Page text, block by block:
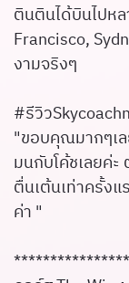
ตินตินได้บินไปหล
Francisco,
งามจริงๆ
#รีวิว
"ขอบคุณมากๆเ
มนกับโค้ชเลยค่
ตื่นเต้นเท่าครั้งแ
ค่า "